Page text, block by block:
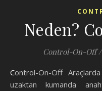
Neden?
Control-On-Off /
Control-On-Off Araçlarda oto kapılarının açma, kapama
uzaktan kumanda